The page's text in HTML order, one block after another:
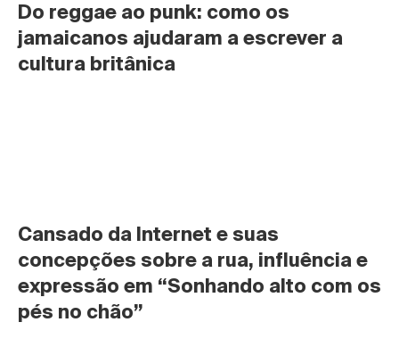
Do reggae ao punk: como os
jamaicanos ajudaram a escrever a
cultura britânica
Cansado da Internet e suas
concepções sobre a rua, influência e
expressão em “Sonhando alto com os
pés no chão”